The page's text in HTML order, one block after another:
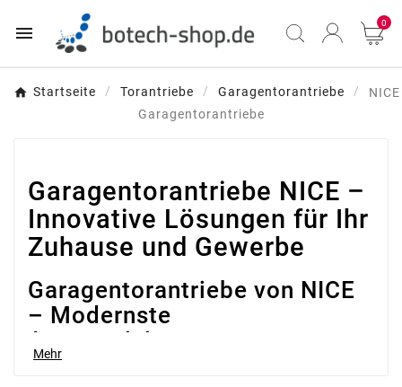
 0
Startseite Torantriebe Garagentorantriebe
NICE
Garagentorantriebe
Garagentorantriebe NICE –
Innovative Lösungen für Ihr
Zuhause und Gewerbe
Garagentorantriebe von NICE
– Modernste
Automatisierungssysteme
Mehr